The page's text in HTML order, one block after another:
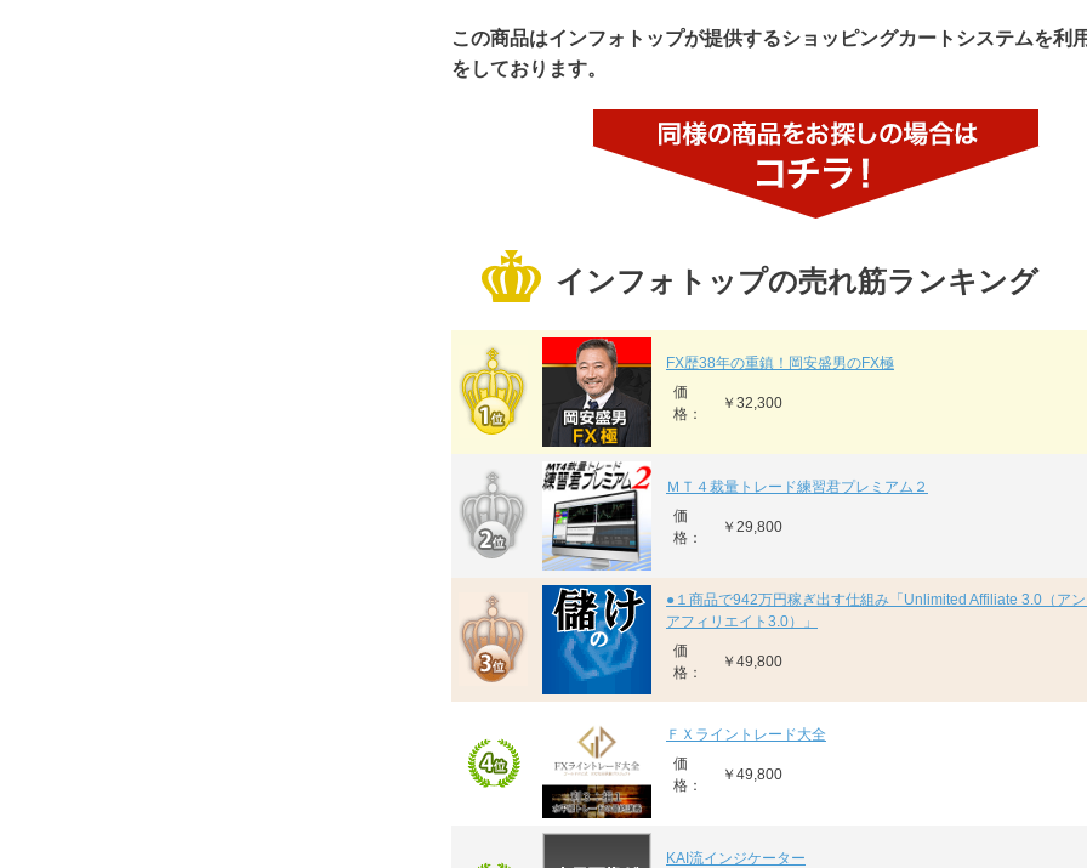
この商品はインフォトップが提供するショッピングカートシステムを利
をしております。
インフォトップの売れ筋ランキング
FX歴38年の重鎮！岡安盛男のFX極
価
格：
￥32,300
ＭＴ４裁量トレード練習君プレミアム２
価
格：
￥29,800
●１商品で942万円稼ぎ出す仕組み「Unlimited Affiliate 3.0（ア
アフィリエイト3.0）」
価
格：
￥49,800
ＦＸライントレード大全
価
格：
￥49,800
KAI流インジケーター